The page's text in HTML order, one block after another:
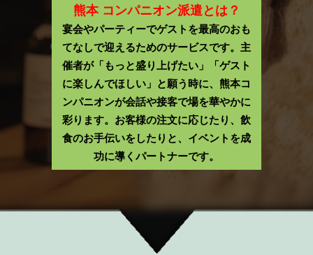
熊本 コンパニオン派遣とは？
宴会やパーティーでゲストを最高のおも
てなしで迎えるためのサービスです。主
催者が「もっと盛り上げたい」「ゲスト
に楽しんでほしい」と願う時に、熊本コ
ンパニオンが会話や接客で場を華やかに
彩ります。お客様の注文に応じたり、飲
食のお手伝いをしたりと、イベントを成
功に導くパートナーです。